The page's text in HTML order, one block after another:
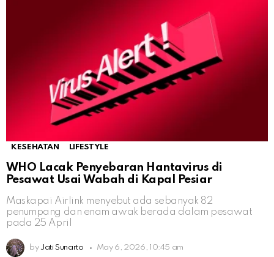
KESEHATAN LIFESTYLE
WHO Lacak Penyebaran Hantavirus di
Pesawat Usai Wabah di Kapal Pesiar
Maskapai Airlink menyebut ada sebanyak 82
penumpang dan enam awak berada dalam pesawat
pada 25 April
by Jati Sunarto May 6, 2026, 10:45 am